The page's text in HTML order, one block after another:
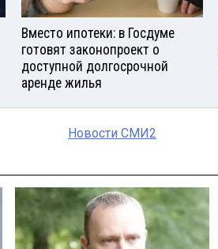
Вместо ипотеки: в Госдуме
готовят законопроект о
доступной долгосрочной
аренде жилья
Новости СМИ2